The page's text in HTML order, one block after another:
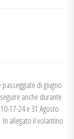
passeggiate di giugno
anche durante
17-24 e 31 Agosto
allegato il volantino